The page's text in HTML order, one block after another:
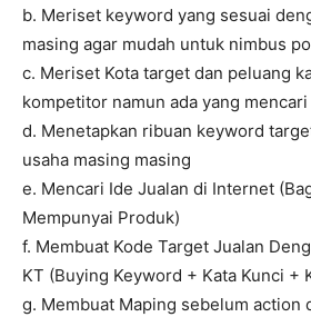
b. Meriset keyword yang sesuai
masing agar mudah untuk nimbus
c. Meriset Kota target dan peluang
kompetitor namun ada yang mencari
d. Menetapkan ribuan keyword
usaha masing masing
e. Mencari Ide Jualan di Internet
Mempunyai Produk)
f. Membuat Kode Target Jualan
KT (Buying Keyword + Kata Kunci +
g. Membuat Maping sebelum action